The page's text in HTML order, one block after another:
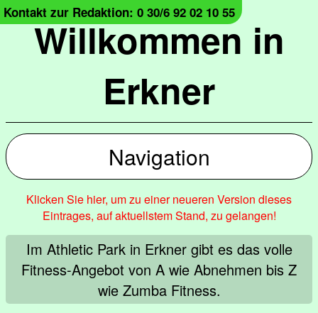
Willkommen in
Erkner
Kontakt zur Redaktion: 0 30/6 92 02 10 55
Navigation
Klicken Sie hier, um zu einer neueren Version dieses
Eintrages, auf aktuellstem Stand, zu gelangen!
Im Athletic Park in Erkner gibt es das volle
Fitness-Angebot von A wie Abnehmen bis Z
wie Zumba Fitness.